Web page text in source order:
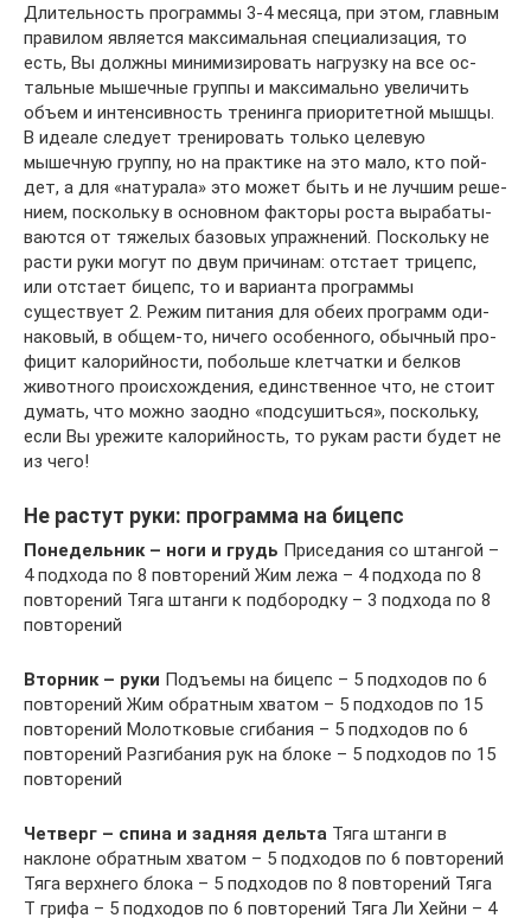
Длительность программы 3-4 месяца, при этом, главным
правилом является мак­си­маль­ная спе­ци­а­ли­за­ция, то
есть, Вы должны минимизировать нагрузку на все ос­
таль­ные мы­шеч­ные груп­пы и максимально увеличить
объем и ин­тен­сив­ность тре­нин­га при­о­ри­тет­ной мыш­цы.
В идеале следует тренировать только целевую
мышечную груп­пу, но на прак­ти­ке на это ма­ло, кто пой­
дет, а для «натурала» это может быть и не луч­шим ре­ше­
ни­ем, пос­коль­ку в ос­нов­ном фак­то­ры рос­та вы­ра­ба­ты­
ва­ют­ся от тяжелых ба­зо­вых уп­раж­не­ний. Пос­коль­ку не
расти руки могут по двум причинам: отстает три­цепс,
или от­с­та­ет би­цепс, то и варианта программы
существует 2. Режим питания для обе­их прог­рамм оди­
на­ко­вый, в об­щем-то, ни­че­го особенного, обычный про­
фи­цит ка­ло­рий­нос­ти, по­боль­ше клет­чат­ки и белков
животного происхождения, единственное что, не сто­ит
ду­мать, что мож­но за­од­но «подсушиться», поскольку,
если Вы урежите ка­ло­рий­ность, то ру­кам рас­ти бу­дет не
из че­го!
Не растут руки: программа на бицепс
Понедельник – ноги и грудь Приседания со штангой –
4 подхода по 8 повторений Жим лежа – 4 подхода по 8
повторений Тяга штанги к подбородку – 3 подхода по 8
повторений
Вторник – руки Подъемы на бицепс – 5 подходов по 6
повторений Жим обратным хватом – 5 подходов по 15
повторений Молотковые сгибания – 5 подходов по 6
повторений Разгибания рук на блоке – 5 подходов по 15
повторений
Четверг – спина и задняя дельта Тяга штанги в
наклоне обратным хватом – 5 подходов по 6 повторений
Тяга верхнего блока – 5 подходов по 8 повторений Тяга
Т грифа – 5 подходов по 6 повторений Тяга Ли Хейни – 4